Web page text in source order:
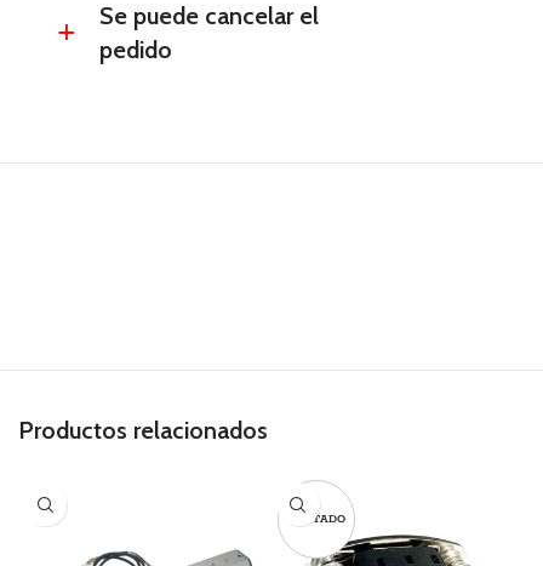
a
Se puede cancelar el
pedido
Productos relacionados
AGOTADO